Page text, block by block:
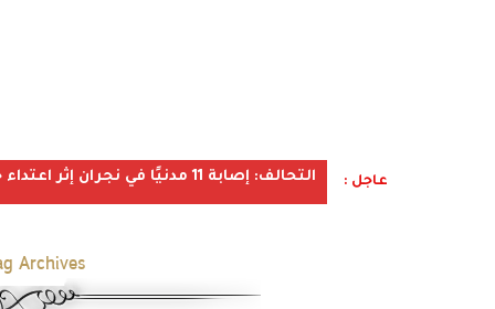
عاجل : التحالف: إصابة 11 مدنيًا في نجران إثر اعتداء حوثي استهدف الأعيان المدنية
Archives: